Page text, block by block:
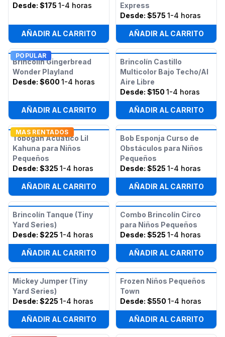
Desde: $175 1-4 horas
AÑADIR AL CARRITO
Express
Desde: $575 1-4 horas
AÑADIR AL CARRITO
POPULAR
Brincolín Gingerbread
Wonder Playland
Desde: $600 1-4 horas
AÑADIR AL CARRITO
Brincolín Castillo
Multicolor Bajo Techo/Al
Aire Libre
Desde: $150 1-4 horas
AÑADIR AL CARRITO
MAS RENTADOS
Tobogán Acuático Lil
Kahuna para Niños
Pequeños
Desde: $325 1-4 horas
AÑADIR AL CARRITO
Bob Esponja Curso de
Obstáculos para Niños
Pequeños
Desde: $525 1-4 horas
AÑADIR AL CARRITO
Brincolín Tanque (Tiny
Yard Series)
Desde: $225 1-4 horas
AÑADIR AL CARRITO
Combo Brincolín Circo
para Niños Pequeños
Desde: $525 1-4 horas
AÑADIR AL CARRITO
Mickey Jumper (Tiny
Yard Series)
Desde: $225 1-4 horas
AÑADIR AL CARRITO
Frozen Niños Pequeños
Town
Desde: $550 1-4 horas
AÑADIR AL CARRITO